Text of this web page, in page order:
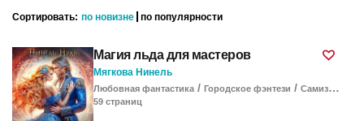
Сортировать: по новизне по популярности
Магия льда для мастеров
Мягкова Нинель
Любовная фантастика / Городское фэнтези / Самиздат
59 cтраниц